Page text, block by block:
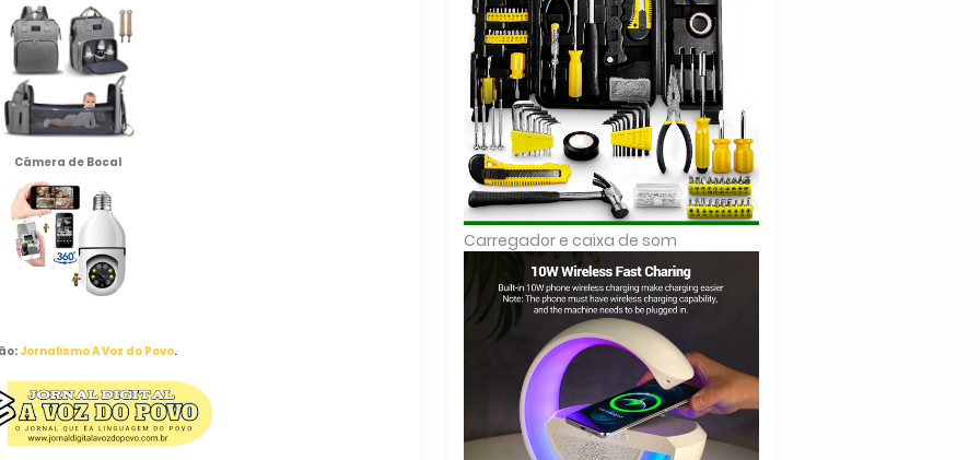
Câmera de Bocal
Jornalismo A Voz do Povo.
Carregador e caixa de som